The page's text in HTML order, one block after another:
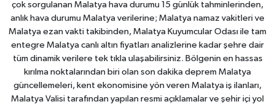
çok sorgulanan Malatya hava durumu 15 günlük tahminlerinden,
anlık hava durumu Malatya verilerine; Malatya namaz vakitleri ve
Malatya ezan vakti takibinden, Malatya Kuyumcular Odası ile tam
entegre Malatya canlı altın fiyatları analizlerine kadar şehre dair
tüm dinamik verilere tek tıkla ulaşabilirsiniz. Bölgenin en hassas
kırılma noktalarından biri olan son dakika deprem Malatya
güncellemeleri, kent ekonomisine yön veren Malatya iş ilanları,
Malatya Valisi tarafından yapılan resmi açıklamalar ve şehir içi yol